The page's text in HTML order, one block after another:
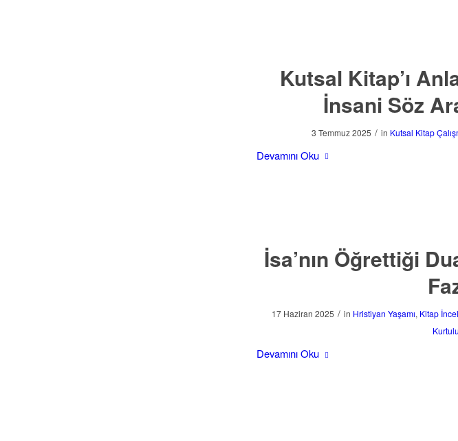
Kutsal Kitap’ı
İnsani Söz
3 Temmuz 2025 / in Kutsal Kitap
Devamını Oku
İsa’nın Öğrettiği
17 Haziran 2025 / in Hristiyan Yaşamı, Kitap
Devamını Oku